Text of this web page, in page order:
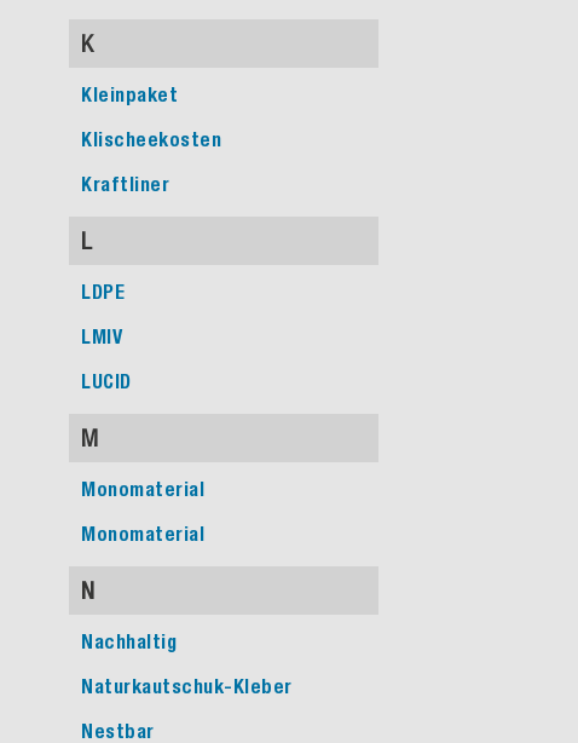
K
Kleinpaket
Klischeekosten
Kraftliner
L
LDPE
LMIV
LUCID
M
Monomaterial
Monomaterial
N
Nachhaltig
Naturkautschuk-Kleber
Nestbar